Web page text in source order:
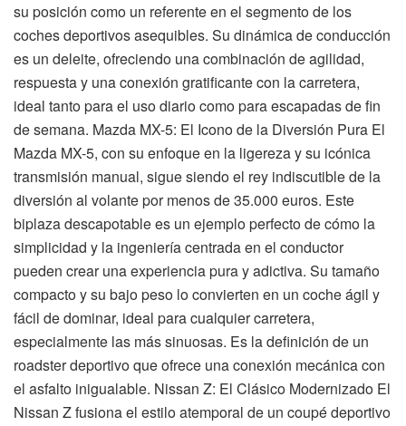
su posición como un referente en el segmento de los
coches deportivos asequibles. Su dinámica de conducción
es un deleite, ofreciendo una combinación de agilidad,
respuesta y una conexión gratificante con la carretera,
ideal tanto para el uso diario como para escapadas de fin
de semana. Mazda MX-5: El Icono de la Diversión Pura El
Mazda MX-5, con su enfoque en la ligereza y su icónica
transmisión manual, sigue siendo el rey indiscutible de la
diversión al volante por menos de 35.000 euros. Este
biplaza descapotable es un ejemplo perfecto de cómo la
simplicidad y la ingeniería centrada en el conductor
pueden crear una experiencia pura y adictiva. Su tamaño
compacto y su bajo peso lo convierten en un coche ágil y
fácil de dominar, ideal para cualquier carretera,
especialmente las más sinuosas. Es la definición de un
roadster deportivo que ofrece una conexión mecánica con
el asfalto inigualable. Nissan Z: El Clásico Modernizado El
Nissan Z fusiona el estilo atemporal de un coupé deportivo